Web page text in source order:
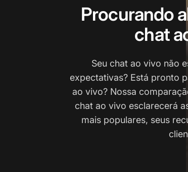
Procurando
chat
Seu chat ao vivo não
expectativas? Está pronto
ao vivo? Nossa
chat ao vivo esclarecerá
mais populares, seus